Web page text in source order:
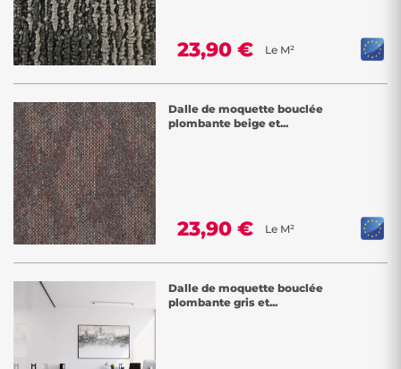
23,90 € Le M²
Dalle de moquette bouclée
plombante beige et...
23,90 € Le M²
Dalle de moquette bouclée
plombante gris et...